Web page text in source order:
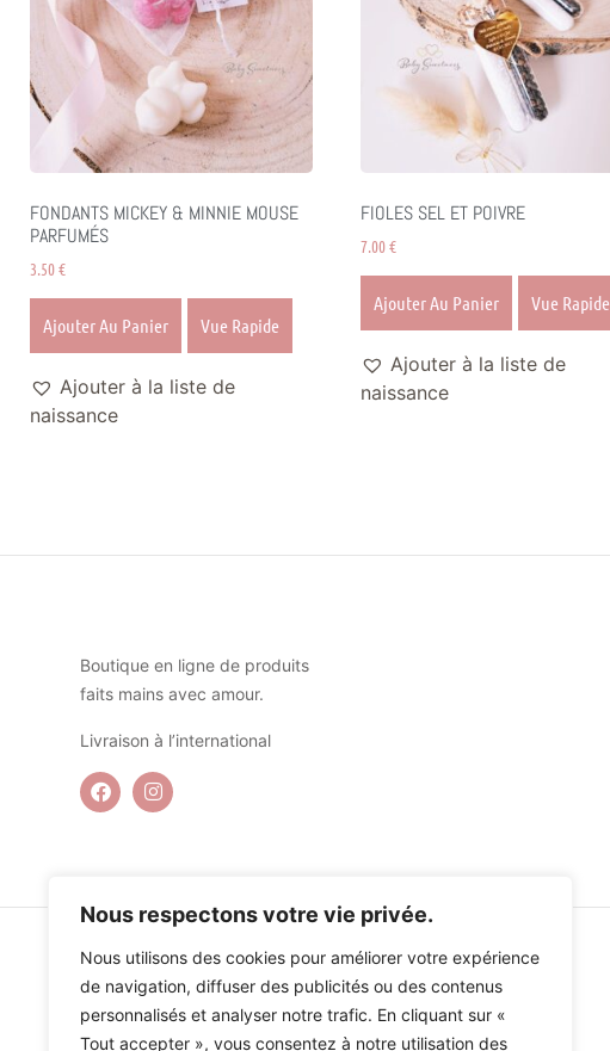
Nous respectons votre vie privée.
Nous utilisons des cookies pour améliorer votre expérience
de navigation, diffuser des publicités ou des contenus
personnalisés et analyser notre trafic. En cliquant sur «
Tout accepter », vous consentez à notre utilisation des
FONDANTS MICKEY & MINNIE MOUSE
PARFUMÉS
3.50€
Ajouter Au Panier Vue Rapide
Ajouter à la liste de
naissance
FIOLES SEL ET POIVRE
7.00€
Ajouter Au Panier Vue Rapide
Ajouter à la liste de
naissance
Boutique en ligne de produits
faits mains avec amour.
Livraison à l’international